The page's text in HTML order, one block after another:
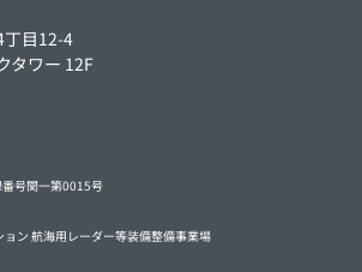
丁目12-4
タワー 12F
号関一第0015号
ン 航海用レーダー等装備整備事業場